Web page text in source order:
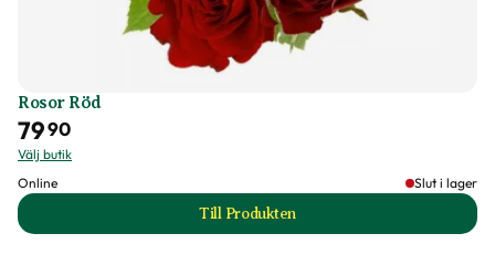
Rosor Röd
7990
Välj butik
Online
Slut i lager
Till Produkten
till Rosor Röd produktsida